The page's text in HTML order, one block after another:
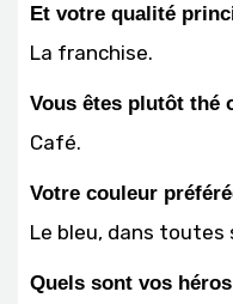
Et votre qualité
La franchise.
Vous êtes plutôt thé
Café.
Votre couleur
Le bleu, dans toutes
Quels sont vos